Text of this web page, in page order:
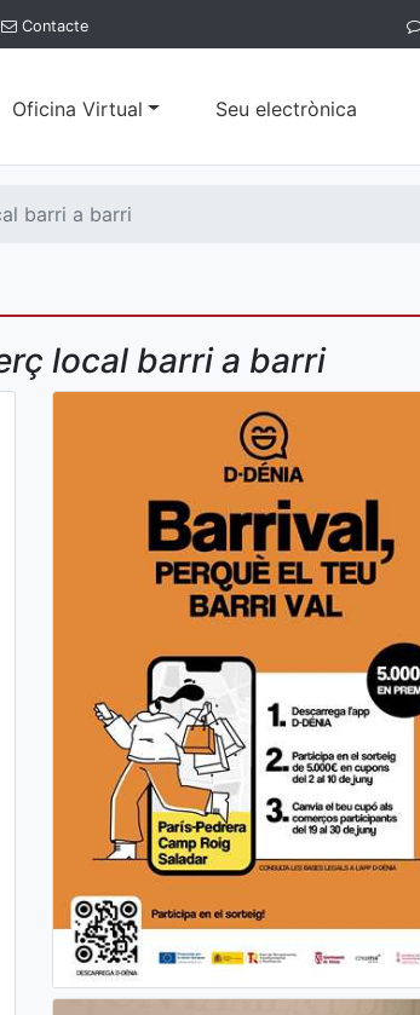
Contacte
Oficina Virtual Seu electrònica
barri a barri
local barri a barri